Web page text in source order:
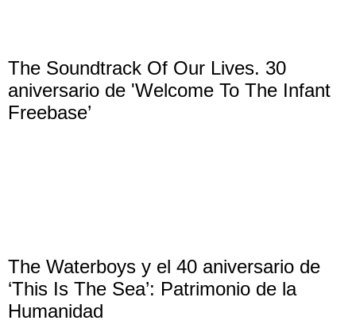
The Soundtrack Of Our Lives. 30
aniversario de 'Welcome To The Infant
Freebase’
The Waterboys y el 40 aniversario de
‘This Is The Sea’: Patrimonio de la
Humanidad